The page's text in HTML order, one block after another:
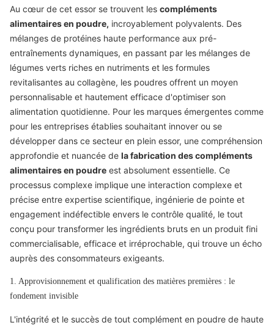
Au cœur de cet essor se trouvent les compléments
alimentaires en poudre, incroyablement polyvalents. Des
mélanges de protéines haute performance aux pré-
entraînements dynamiques, en passant par les mélanges de
légumes verts riches en nutriments et les formules
revitalisantes au collagène, les poudres offrent un moyen
personnalisable et hautement efficace d'optimiser son
alimentation quotidienne. Pour les marques émergentes comme
pour les entreprises établies souhaitant innover ou se
développer dans ce secteur en plein essor, une compréhension
approfondie et nuancée de la fabrication des compléments
alimentaires en poudre est absolument essentielle. Ce
processus complexe implique une interaction complexe et
précise entre expertise scientifique, ingénierie de pointe et
engagement indéfectible envers le contrôle qualité, le tout
conçu pour transformer les ingrédients bruts en un produit fini
commercialisable, efficace et irréprochable, qui trouve un écho
auprès des consommateurs exigeants.
1. Approvisionnement et qualification des matières premières : le
fondement invisible
L'intégrité et le succès de tout complément en poudre de haute